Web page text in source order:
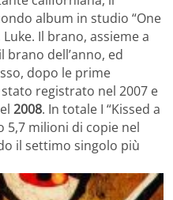
album in studio “One
Il brano, assieme a
brano dell’anno, ed
dopo le prime
registrato nel 2007 e
2008. In totale I “Kissed a
5,7 milioni di copie nel
il settimo singolo più